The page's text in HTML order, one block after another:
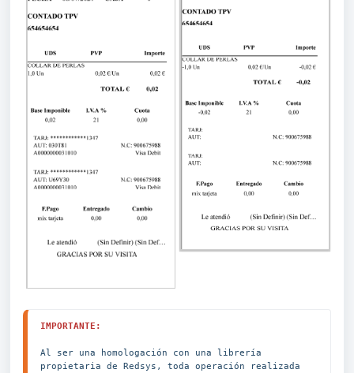
IMPORTANTE:
Al ser una homologación con una librería
propietaria de Redsys, toda operación realizada